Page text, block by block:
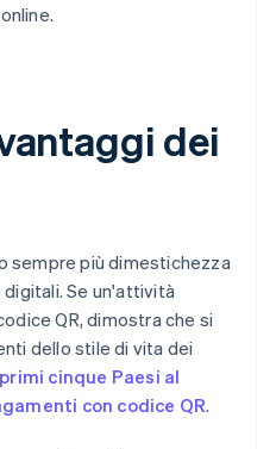
dei
sempre più dimestichezza
Se un'attività
QR, dimostra che si
dello stile di vita dei
primi cinque Paesi al
con codice QR.